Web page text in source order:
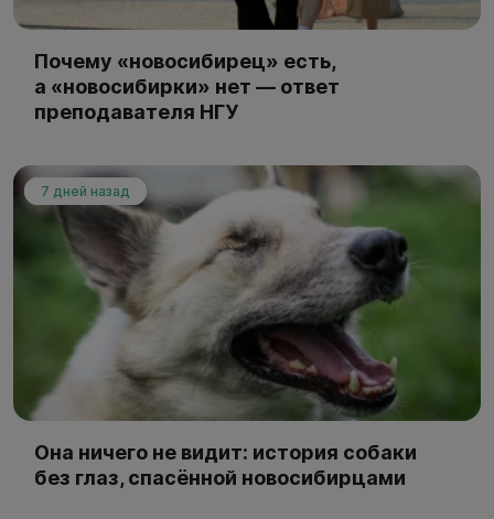
Почему «новосибирец» есть,
а «новосибирки» нет — ответ
преподавателя НГУ
7 дней назад
Она ничего не видит: история собаки
без глаз, спасённой новосибирцами